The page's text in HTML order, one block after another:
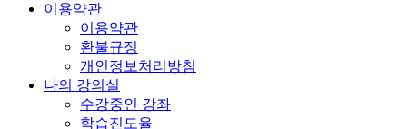
이용약관
이용약관
환불규정
개인정보처리방침
나의 강의실
수강중인 강좌
학습진도율